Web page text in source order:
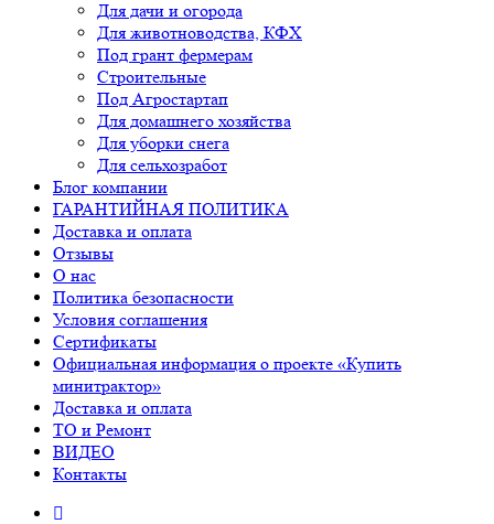
Для дачи и огорода
Для животноводства, КФХ
Под грант фермерам
Строительные
Под Агростартап
Для домашнего хозяйства
Для уборки снега
Для сельхозработ
Блог компании
ГАРАНТИЙНАЯ ПОЛИТИКА
Доставка и оплата
Отзывы
О нас
Политика безопасности
Условия соглашения
Сертификаты
Официальная информация о проекте «Купить
минитрактор»
Доставка и оплата
ТО и Ремонт
ВИДЕО
Контакты